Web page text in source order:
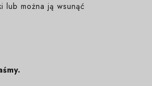
lub można ją wsunąć